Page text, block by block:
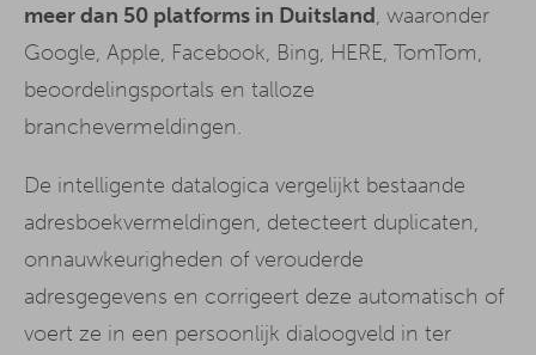
meer dan 50 platforms in Duitsland, waaronder
Google, Apple, Facebook, Bing, HERE, TomTom,
beoordelingsportals en talloze
branchevermeldingen.
De intelligente datalogica vergelijkt bestaande
adresboekvermeldingen, detecteert duplicaten,
onnauwkeurigheden of verouderde
adresgegevens en corrigeert deze automatisch of
voert ze in een persoonlijk dialoogveld in ter